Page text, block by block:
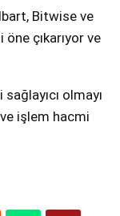
Bitwise ve
öne çıkarıyor ve
olmayı
işlem hacmi